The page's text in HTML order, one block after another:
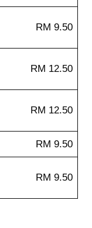
RM 9.50
RM 12.50
RM 12.50
RM 9.50
RM 9.50